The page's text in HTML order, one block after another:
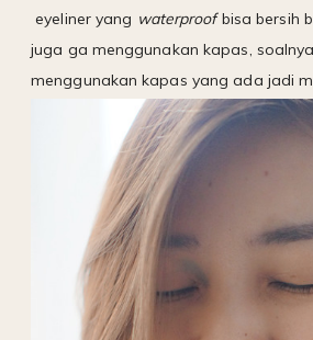
eyeliner yang waterproofbisa bersih
juga ga menggunakan kapas,
menggunakan kapas yang ada jadi